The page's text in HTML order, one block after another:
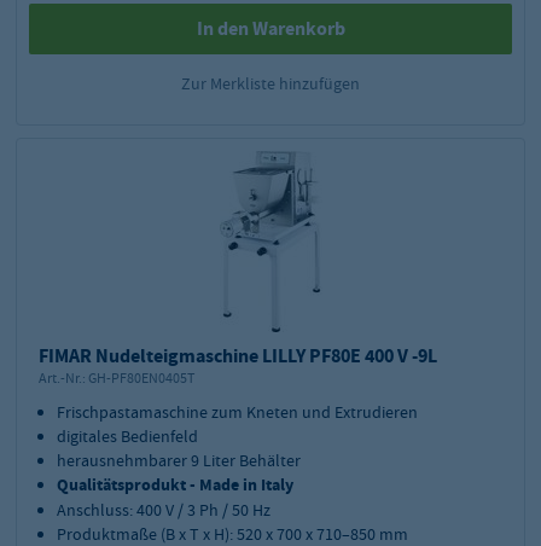
In den Warenkorb
Zur Merkliste hinzufügen
FIMAR Nudelteigmaschine LILLY PF80E 400 V -9L
Art.-Nr.: GH-PF80EN0405T
Frischpastamaschine zum Kneten und Extrudieren
digitales Bedienfeld
herausnehmbarer 9 Liter Behälter
Qualitätsprodukt - Made in Italy
Anschluss: 400 V / 3 Ph / 50 Hz
Produktmaße (B x T x H): 520 x 700 x 710–850 mm